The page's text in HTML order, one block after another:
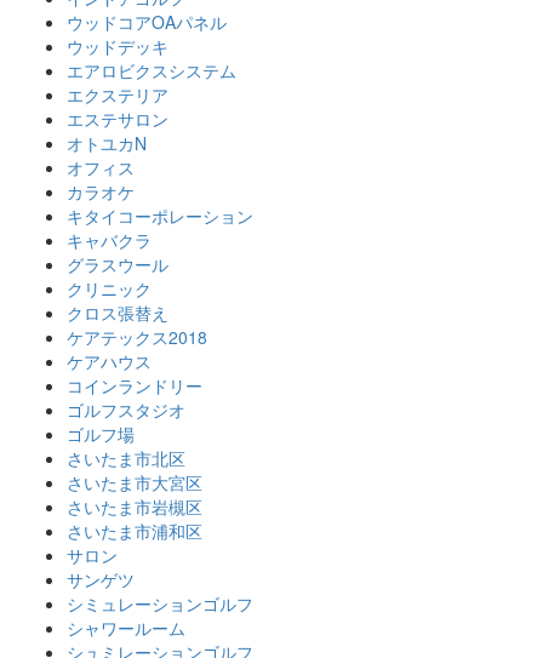
ウッドコアOAパネル
ウッドデッキ
エアロビクスシステム
エクステリア
エステサロン
オトユカN
オフィス
カラオケ
キタイコーポレーション
キャバクラ
グラスウール
クリニック
クロス張替え
ケアテックス2018
ケアハウス
コインランドリー
ゴルフスタジオ
ゴルフ場
さいたま市北区
さいたま市大宮区
さいたま市岩槻区
さいたま市浦和区
サロン
サンゲツ
シミュレーションゴルフ
シャワールーム
シュミレーションゴルフ